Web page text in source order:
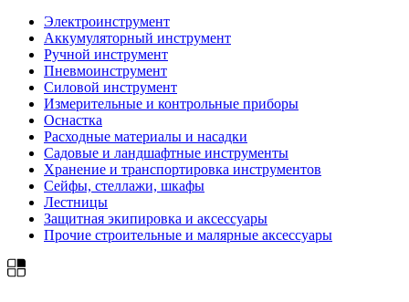
Электроинструмент
Аккумуляторный инструмент
Ручной инструмент
Пневмоинструмент
Силовой инструмент
Измерительные и контрольные приборы
Оснастка
Расходные материалы и насадки
Садовые и ландшафтные инструменты
Хранение и транспортировка инструментов
Сейфы, стеллажи, шкафы
Лестницы
Защитная экипировка и аксессуары
Прочие строительные и малярные аксессуары